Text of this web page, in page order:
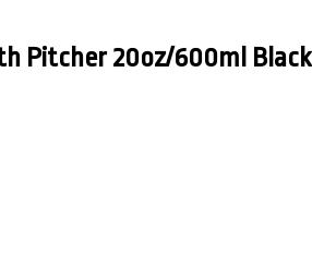
Pitcher 20oz/600ml Black